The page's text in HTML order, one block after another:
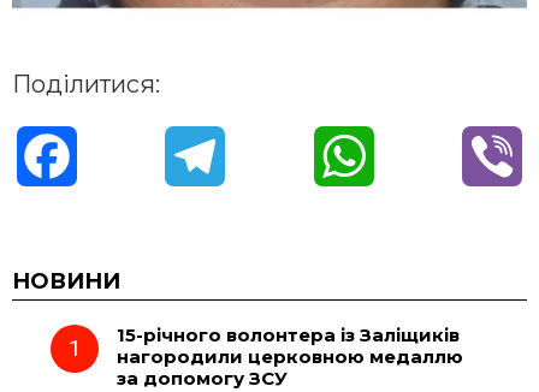
Поділитися:
c
e e t
НОВИНИ
15-річного волонтера із Заліщиків
нагородили церковною медаллю
за допомогу ЗСУ